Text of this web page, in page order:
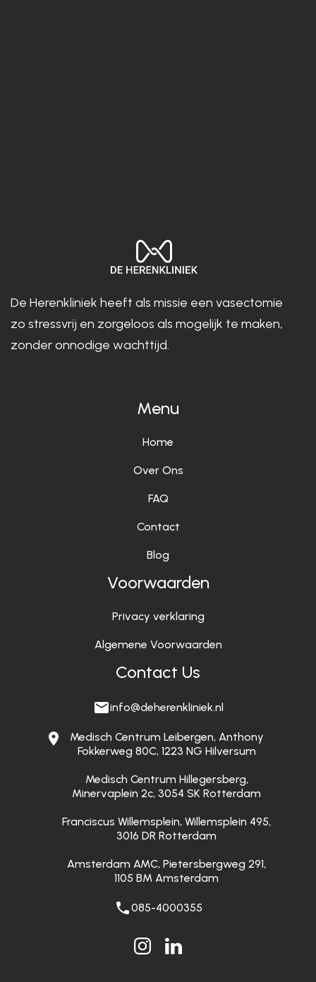
De Herenkliniek heeft als missie een vasectomie
zo stressvrij en zorgeloos als mogelijk te maken,
zonder onnodige wachttijd.
Menu
Home
Over Ons
FAQ
Contact
Blog
Voorwaarden
Privacy verklaring
Algemene Voorwaarden
Contact Us
info@deherenkliniek.nl
Medisch Centrum Leibergen, Anthony
Fokkerweg 80C, 1223 NG Hilversum
Medisch Centrum Hillegersberg,
Minervaplein 2c, 3054 SK Rotterdam
Franciscus Willemsplein, Willemsplein 495,
3016 DR Rotterdam
Amsterdam AMC, Pietersbergweg 291,
1105 BM Amsterdam
085-4000355